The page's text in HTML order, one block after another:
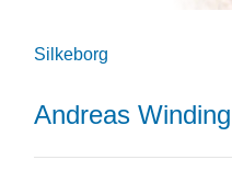
Silkeborg
Andreas Winding